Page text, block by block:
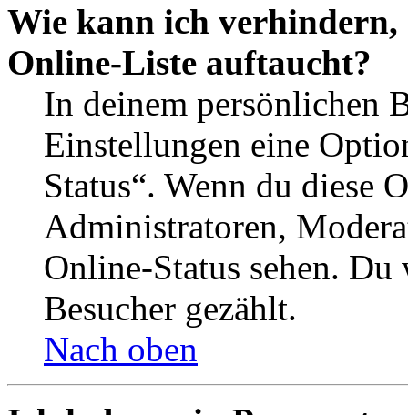
Wie kann ich verhindern,
Online-Liste auftaucht?
In deinem persönlichen
Einstellungen eine
Status“. Wenn du diese
Administratoren,
Online-Status sehen.
Besucher gezählt.
Nach oben